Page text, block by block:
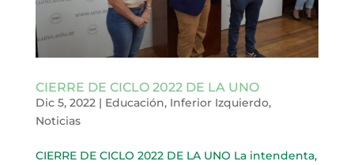
CIERRE DE CICLO 2022 DE LA UNO
Dic 5, 2022| Educación, Inferior Izquierdo,
Noticias
CIERRE DE CICLO 2022 DE LA UNO La intendenta,